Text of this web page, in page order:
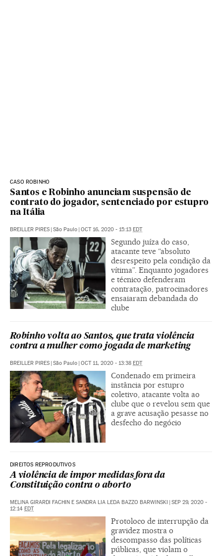
CASO ROBINHO
Santos e Robinho anunciam suspensão de
contrato do jogador, sentenciado por estupro
na Itália
BREILLER PIRES | São Paulo | OCT 16, 2020 - 15:13 EDT
Segundo juíza do caso,
atacante teve “absoluto
desrespeito pela condição da
vítima”. Enquanto jogadores
e técnico defenderam
contratação, patrocinadores
ensaiaram debandada do
clube
Robinho volta ao Santos, que trata violência
contra a mulher como jogada de marketing
BREILLER PIRES | São Paulo | OCT 11, 2020 - 13:38 EDT
Condenado em primeira
instância por estupro
coletivo, atacante volta ao
clube que o revelou sem que
a grave acusação pesasse no
desfecho do negócio
DIREITOS REPRODUTIVOS
A violência de impor medidas fora da
Constituição contra o aborto
MELINA GIRARDI FACHIN E SANDRA LIA LEDA BAZZO BARWINSKI | SEP 29, 2020 -
12:14 EDT
Protoloco de interrupção da
gravidez mostra o
descompasso das políticas
públicas, que violam o